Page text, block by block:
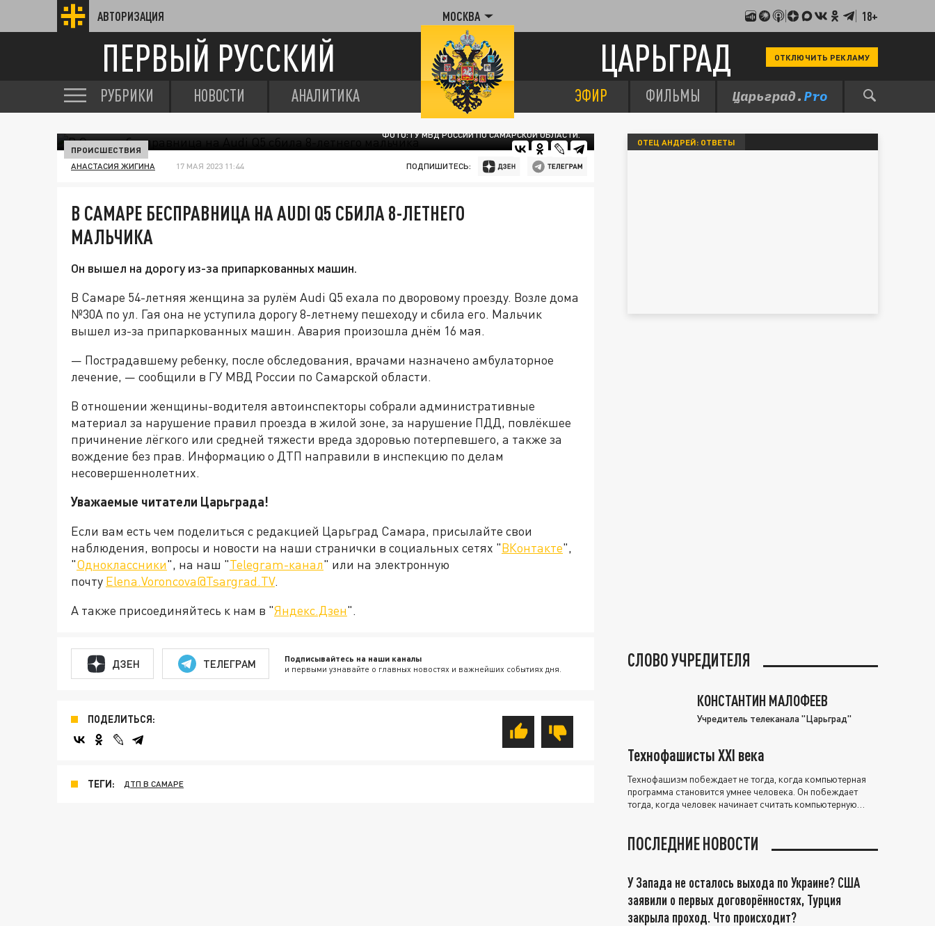
АВТОРИЗАЦИЯ МОСКВА 18+
ПЕРВЫЙ РУССКИЙ ЦАРЬГРАД ОТКЛЮЧИТЬ РЕКЛАМУ
РУБРИКИ НОВОСТИ АНАЛИТИКА ЭФИР ФИЛЬМЫ
ФОТО: ГУ МВД РОССИИ ПО САМАРСКОЙ ОБЛАСТИ.
ПРОИСШЕСТВИЯ
АНАСТАСИЯ ЖИГИНА 17 МАЯ 2023 11:44 ПОДПИШИТЕСЬ:
В САМАРЕ БЕСПРАВНИЦА НА AUDI Q5 СБИЛА 8-ЛЕТНЕГО
МАЛЬЧИКА
Он вышел на дорогу из-за припаркованных машин.
В Самаре 54-летняя женщина за рулём Audi Q5 ехала по дворовому проезду. Возле дома
№30А по ул. Гая она не уступила дорогу 8-летнему пешеходу и сбила его. Мальчик
вышел из-за припаркованных машин. Авария произошла днём 16 мая.
— Пострадавшему ребенку, после обследования, врачами назначено амбулаторное
лечение, — сообщили в ГУ МВД России по Самарской области.
В отношении женщины-водителя автоинспекторы собрали административные
материал за нарушение правил проезда в жилой зоне, за нарушение ПДД, повлёкшее
причинение лёгкого или средней тяжести вреда здоровью потерпевшего, а также за
вождение без прав. Информацию о ДТП направили в инспекцию по делам
несовершеннолетних.
Уважаемые читатели Царьграда!
Если вам есть чем поделиться с редакцией Царьград Самара, присылайте свои
наблюдения, вопросы и новости на наши странички в социальных сетях "ВКонтакте",
"Одноклассники", на наш "Telegram-канал" или на электронную
почту Elena.Voroncova@Tsargrad.TV.
А также присоединяйтесь к нам в "Яндекс.Дзен".
ДЗЕН ТЕЛЕГРАМ Подписывайтесь на наши каналы
и первыми узнавайте о главных новостях и важнейших событиях дня.
ПОДЕЛИТЬСЯ:
ТЕГИ: ДТП В САМАРЕ
ОТЕЦ АНДРЕЙ: ОТВЕТЫ
СЛОВО УЧРЕДИТЕЛЯ
КОНСТАНТИН МАЛОФЕЕВ
Учредитель телеканала "Царьград"
Технофашисты XXI века
Технофашизм побеждает не тогда, когда компьютерная
программа становится умнее человека. Он побеждает
тогда, когда человек начинает считать компьютерную
ПОСЛЕДНИЕ НОВОСТИ
У Запада не осталось выхода по Украине? США
заявили о первых договорённостях, Турция
закрыла проход. Что происходит?